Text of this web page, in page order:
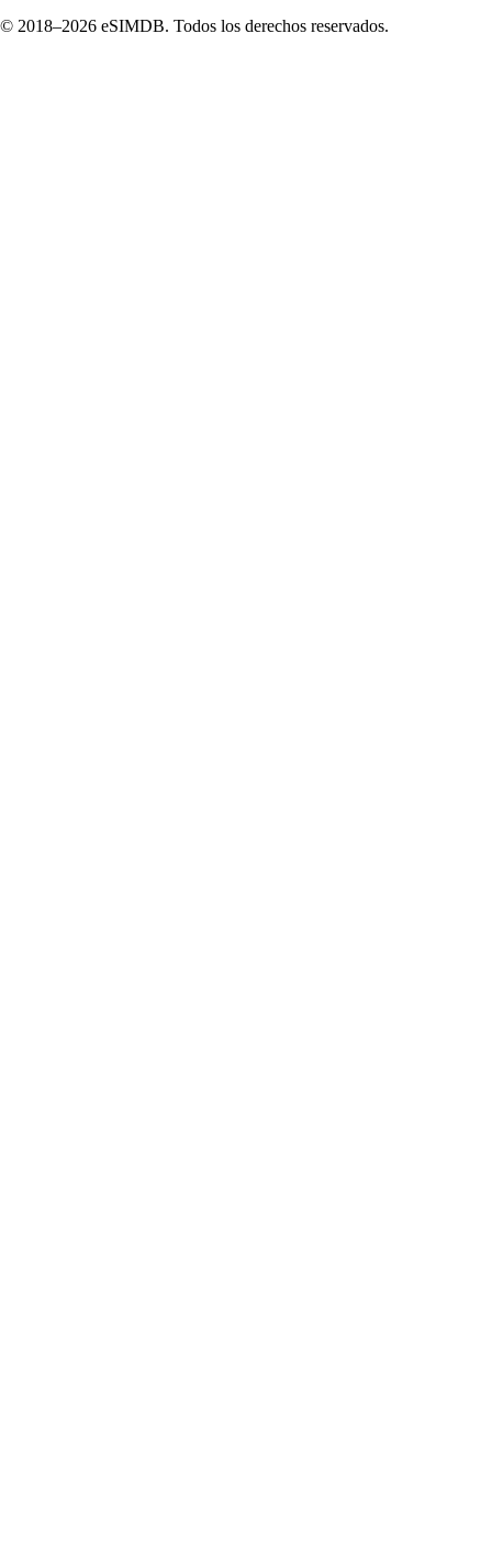
© 2018–2026 eSIMDB. Todos los derechos reservados.